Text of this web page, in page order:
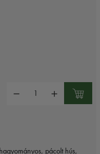
pácolt hús,